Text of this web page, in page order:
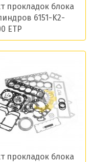
прокладок блока
6151-K2-
ETP
прокладок блока